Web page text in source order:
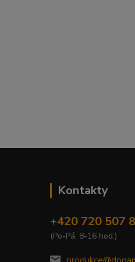
Kontakty
+420 720 507
(Po-Pá, 8-16 hod.)